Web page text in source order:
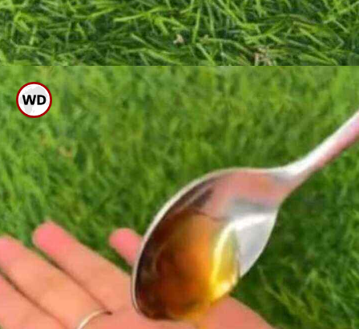
ಬಿಳಿ ಬಣ್ಣದ ಟೂತ್ ಪೇಸ್ಟ್ ತೆಗೆದುಕೊಳ್ಳಿ